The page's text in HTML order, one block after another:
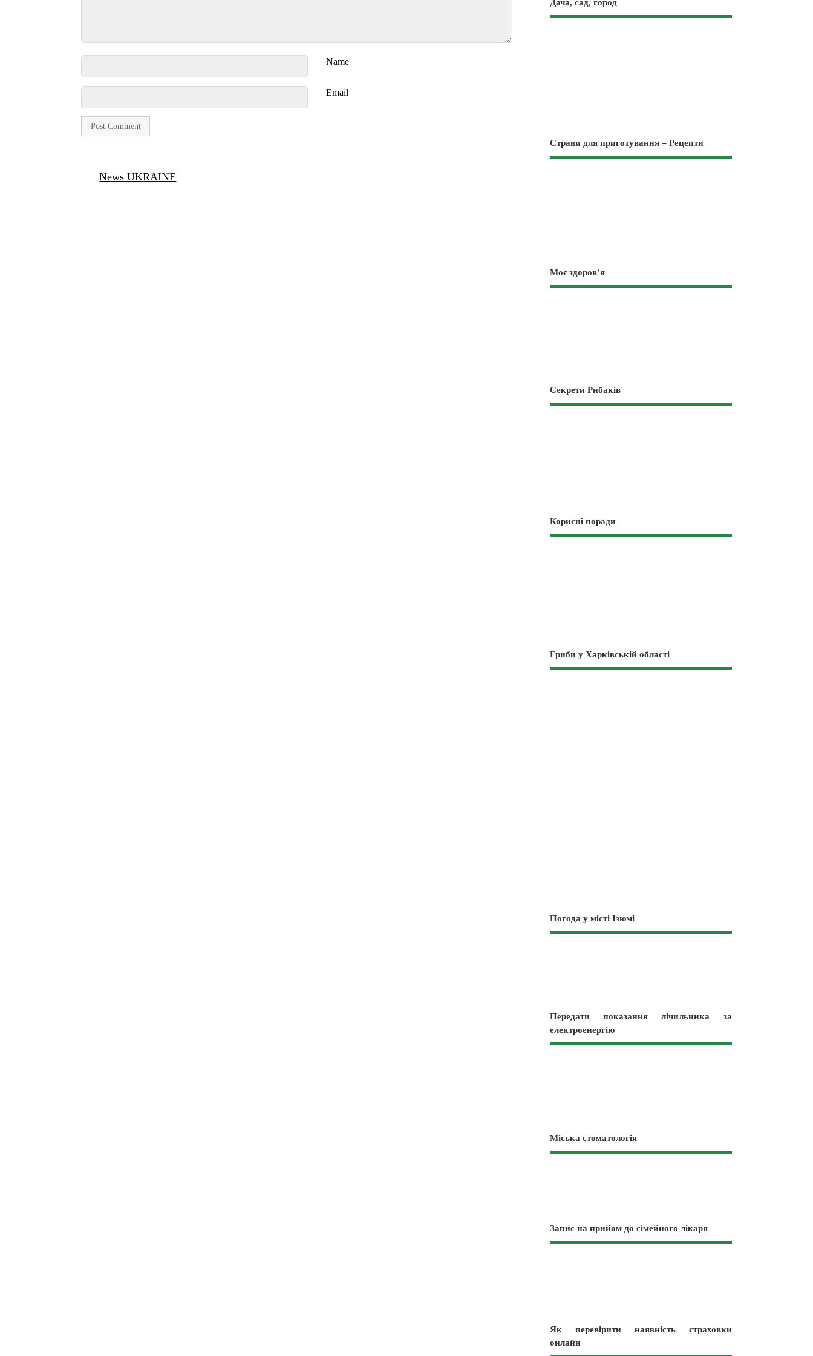
Name
Email
News UKRAINE
Дача, сад, город
Страви для приготування – Рецепти
Моє здоров’я
Секрети Рибаків
Корисні поради
Гриби у Харківській області
Погода у місті Ізюмі
Передати показання лічильника за
електроенергію
Міська стоматологія
Запис на прийом до сімейного лікаря
Як перевірити наявність страховки
онлайн